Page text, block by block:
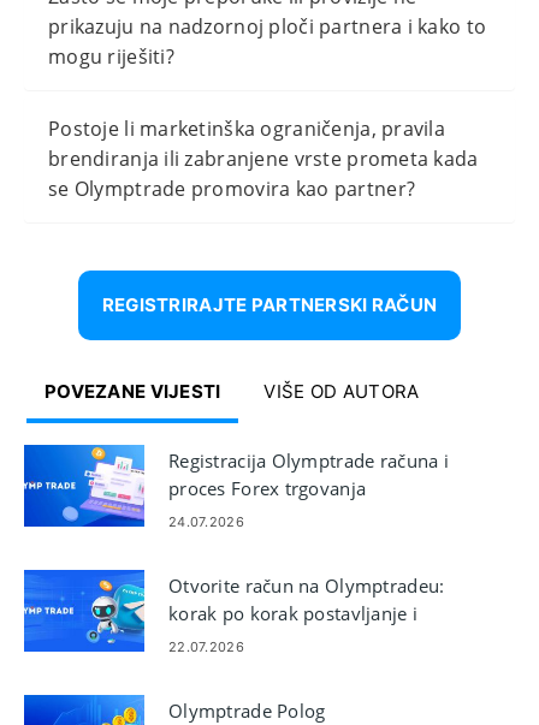
prikazuju na nadzornoj ploči partnera i kako to
mogu riješiti?
Postoje li marketinška ograničenja, pravila
brendiranja ili zabranjene vrste prometa kada
se Olymptrade promovira kao partner?
REGISTRIRAJTE PARTNERSKI RAČUN
POVEZANE VIJESTI VIŠE OD AUTORA
Registracija Olymptrade računa i
proces Forex trgovanja
24.07.2026
Otvorite račun na Olymptradeu:
korak po korak postavljanje i
zahtjevi
22.07.2026
Olymptrade Polog